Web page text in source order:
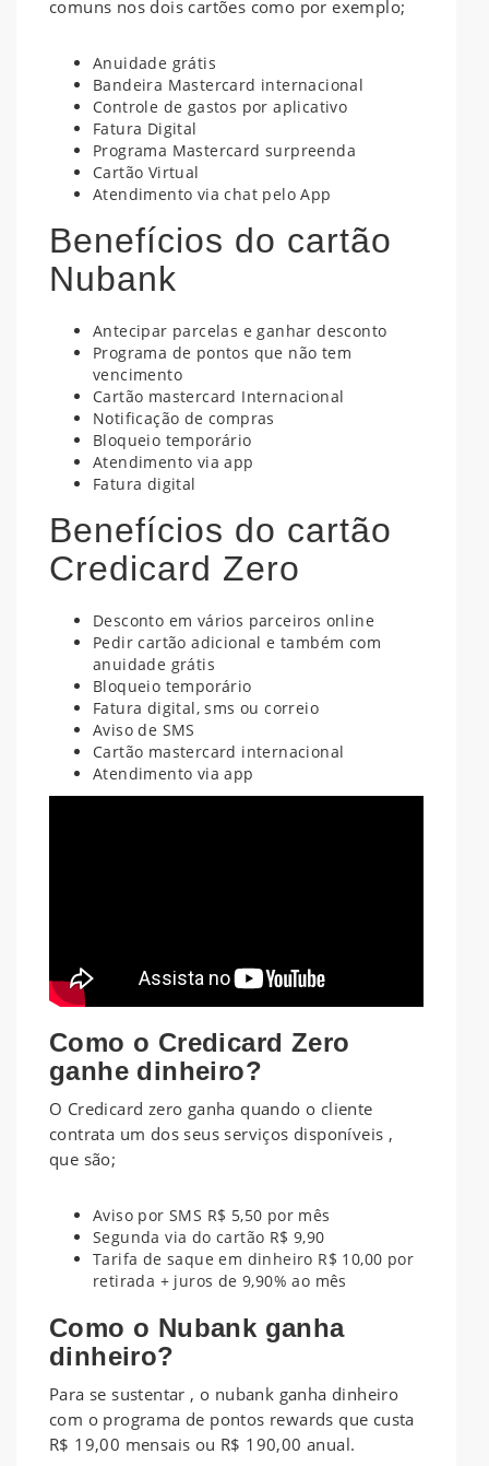
comuns nos dois cartões como por exemplo;
Anuidade grátis
Bandeira Mastercard internacional
Controle de gastos por aplicativo
Fatura Digital
Programa Mastercard surpreenda
Cartão Virtual
Atendimento via chat pelo App
Benefícios do cartão
Nubank
Antecipar parcelas e ganhar desconto
Programa de pontos que não tem
vencimento
Cartão mastercard Internacional
Notificação de compras
Bloqueio temporário
Atendimento via app
Fatura digital
Benefícios do cartão
Credicard Zero
Desconto em vários parceiros online
Pedir cartão adicional e também com
anuidade grátis
Bloqueio temporário
Fatura digital, sms ou correio
Aviso de SMS
Cartão mastercard internacional
Atendimento via app
Como o Credicard Zero
ganhe dinheiro?
O Credicard zero ganha quando o cliente
contrata um dos seus serviços disponíveis ,
que são;
Aviso por SMS R$ 5,50 por mês
Segunda via do cartão R$ 9,90
Tarifa de saque em dinheiro R$ 10,00 por
retirada + juros de 9,90% ao mês
Como o Nubank ganha
dinheiro?
Para se sustentar , o nubank ganha dinheiro
com o programa de pontos rewards que custa
R$ 19,00 mensais ou R$ 190,00 anual.